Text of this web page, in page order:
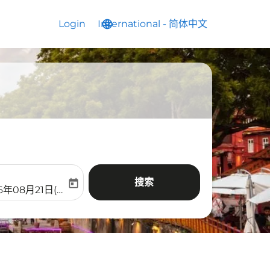
Login language
International - 简体中文
keyboard_arrow_down
label
return-date-aria-label
08月21日(周五)
today 搜索